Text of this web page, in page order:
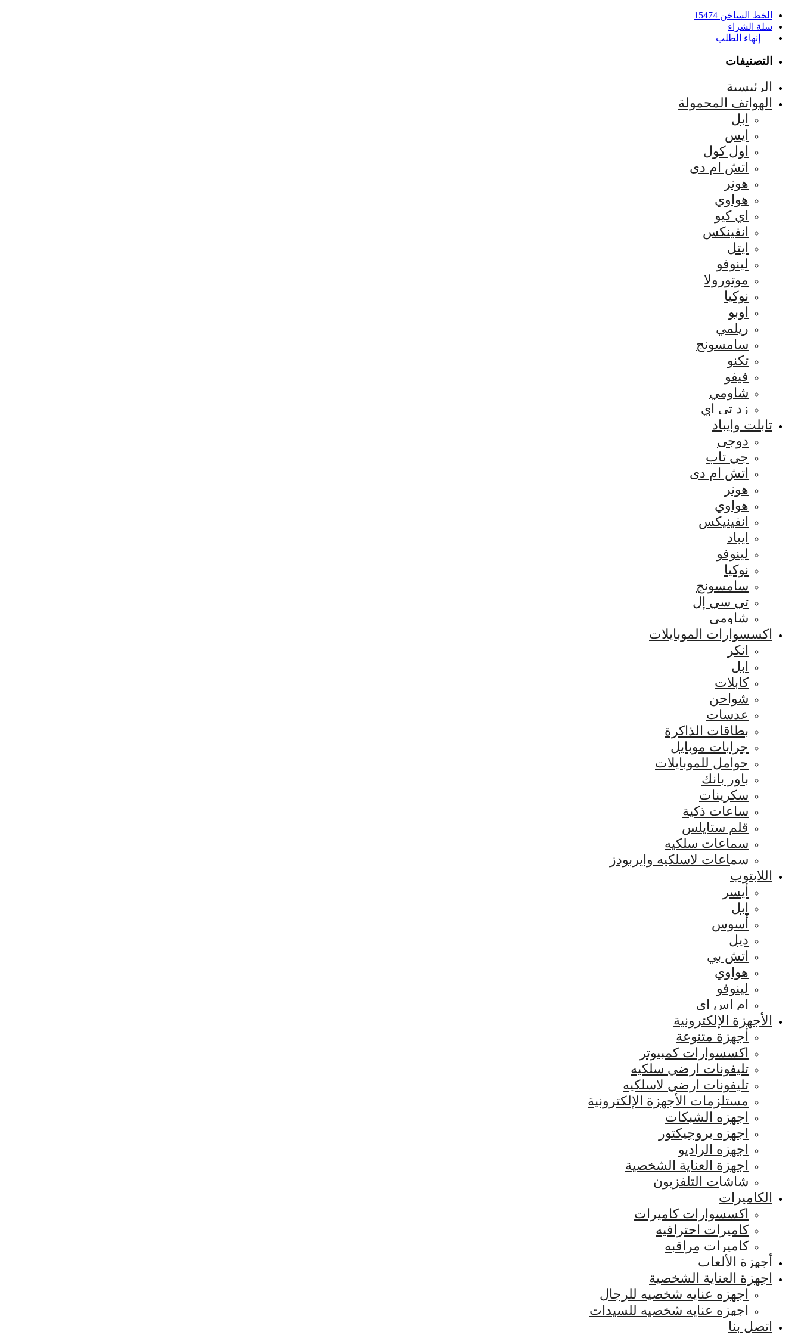
الخط الساخن 15474
سلة الشراء
إنهاء الطلب
التصنيفات
الرئيسية
الهواتف المحمولة
ابل
ايس
اول كول
اتش ام دى
هونر
هواوي
اي كيو
انفينكس
ايتل
لينوفو
موتورولا
نوكيا
اوبو
ريلمي
سامسونج
تكنو
فيفو
شاومي
زد تي إي
تابلت وايباد
دوجى
جي تاب
اتش ام دى
هونر
هواوي
انفينيكس
ايباد
لينوفو
نوكيا
سامسونج
تي سي إل
شاومي
اكسسوارات الموبايلات
انكر
ابل
كابلات
شواحن
عدسات
بطاقات الذاكرة
جرابات موبايل
حوامل للموبايلات
باور بانك
سكرينات
ساعات ذكية
قلم ستايلس
سماعات سلكيه
سماعات لاسلكيه وايربودز
اللابتوب
أيسر
ابل
أسوس
ديل
اتش بي
هواوي
لينوفو
ام اس اي
الأجهزة الإلكترونية
أجهزة متنوعة
اكسسوارات كمبيوتر
تليفونات ارضي سلكيه
تليفونات ارضي لاسلكيه
مستلزمات الأجهزة الإلكترونية
اجهزه الشبكات
اجهزه بروجيكتور
اجهزه الراديو
اجهزة العناية الشخصية
شاشات التلفزيون
الكاميرات
اكسسوارات كاميرات
كاميرات احترافيه
كاميرات مراقبه
أجهزة الألعاب
اجهزة العناية الشخصية
اجهزه عنايه شخصيه للرجال
اجهزه عنايه شخصيه للسيدات
اتصل بنا